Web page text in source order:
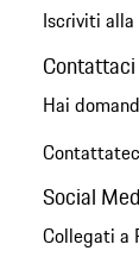
Iscriviti
Contattaci
Hai
Social
Collegati a